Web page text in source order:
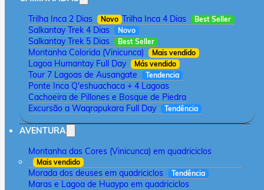
Trilha Inca 2 Dias
Novo Trilha Inca 4 Dias Best Seller
Salkantay Trek 4 Dias Novo
Salkantay Trek 5 Dias Best Seller
Montanha Colorida (Vinicunca) Mais vendido
Lagoa Humantay Full Day Más vendido
Tour 7 Lagoas de Ausangate Tendencia
Ponte Inca Q'eshuachaca + 4 Lagoas
Cachoeira de Pillones e Bosque de Piedra
Excursão a Waqrapukara Full Day
Tendência
AVENTURA
Montanha das Cores (Vinicunca) em quadriciclos
Mais vendido
Morada dos deuses em quadriciclos Tendência
Maras e Lagoa de Huaypo em quadriciclos